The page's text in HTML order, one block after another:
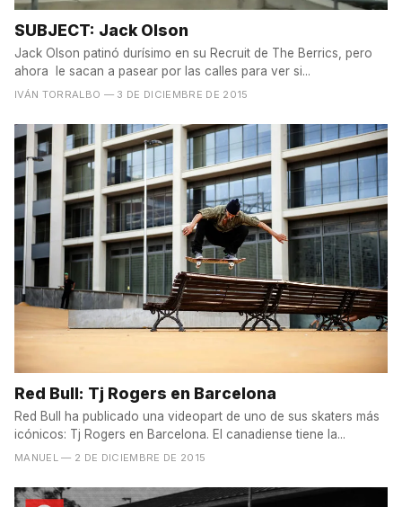
SUBJECT: Jack Olson
Jack Olson patinó durísimo en su Recruit de The Berrics, pero
ahora le sacan a pasear por las calles para ver si...
IVÁN TORRALBO — 3 DE DICIEMBRE DE 2015
Red Bull: Tj Rogers en Barcelona
Red Bull ha publicado una videopart de uno de sus skaters más
icónicos: Tj Rogers en Barcelona. El canadiense tiene la...
MANUEL — 2 DE DICIEMBRE DE 2015